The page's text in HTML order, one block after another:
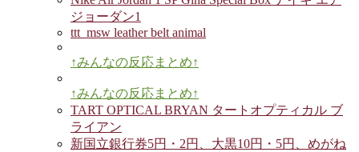
ジョーダン1
ttt_msw leather belt animal
↑みんなの反応まとめ↑
↑みんなの反応まとめ↑
TART OPTICAL BRYAN タートオプティカル ブ
ライアン
新国立銀行券5円・2円、大黒10円・5円、めがね